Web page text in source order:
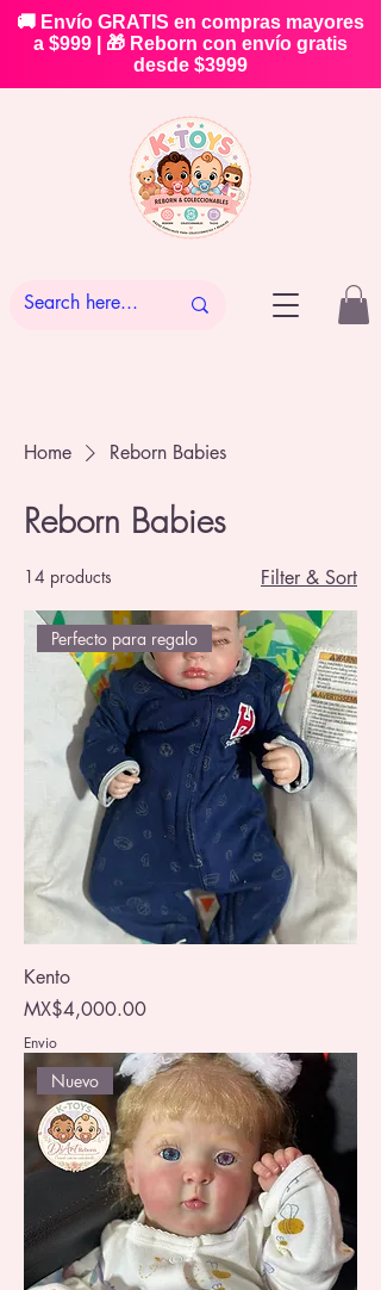
🚚 Envío GRATIS en compras mayores
a $999 | 🎁 Reborn con envío gratis
desde $3999
Home Reborn Babies
Reborn Babies
14 products Filter & Sort
Perfecto para regalo
Kento
Price
MX$4,000.00
Envio
Nuevo